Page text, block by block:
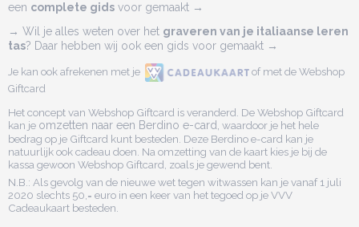
een complete gids voor gemaakt →
→ Wil je alles weten over het graveren van je italiaanse leren
tas? Daar hebben wij ook een gids voor gemaakt →
Je kan ook afrekenen met je
of met de Webshop
Giftcard
Het concept van Webshop Giftcard is veranderd. De Webshop Giftcard
kan je omzetten naar een Berdino e-card, waardoor je het hele
bedrag op je Giftcard kunt besteden. Deze Berdino e-card kan je
natuurlijk ook cadeau doen. Na omzetting van de kaart kies je bij de
kassa gewoon Webshop Giftcard, zoals je gewend bent.
N.B.: Als gevolg van de nieuwe wet tegen witwassen kan je vanaf 1 juli
2020 slechts 50,= euro in een keer van het tegoed op je VVV
Cadeaukaart besteden.